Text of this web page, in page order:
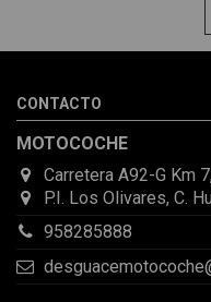
CONTACTO
MOTOCOCHE
Carretera A92-G Km
P.I. Los Olivares, C.
958285888